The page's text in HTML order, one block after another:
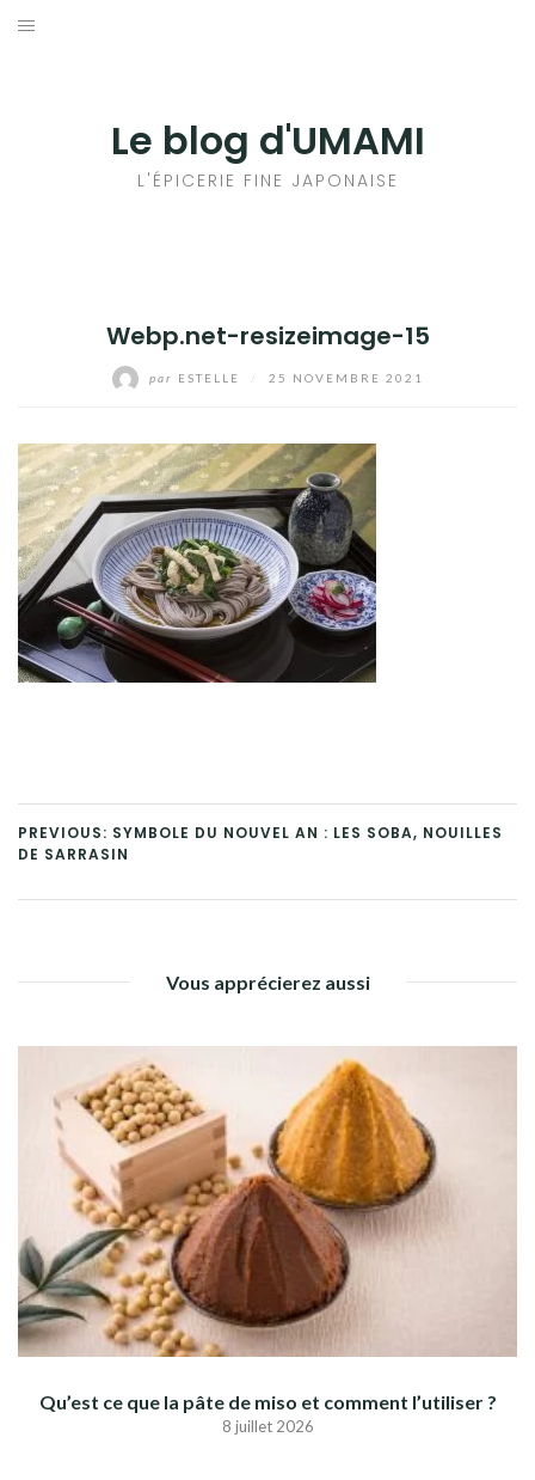
Aller
Le blog d'UMAMI
L'ÉPICERIE FINE JAPONAISE
Webp.net-resizeimage-15
par ESTELLE 25 NOVEMBRE 2021
PREVIOUS: SYMBOLE DU NOUVEL AN : LES SOBA, NOUILLES
DE SARRASIN
Vous apprécierez aussi
Qu’est ce que la pâte de miso et comment l’utiliser ?
8 juillet 2026